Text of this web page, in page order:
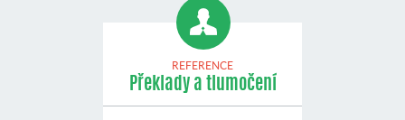
REFERENCE
Překlady a tlumočení